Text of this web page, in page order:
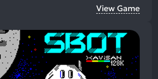
View Game